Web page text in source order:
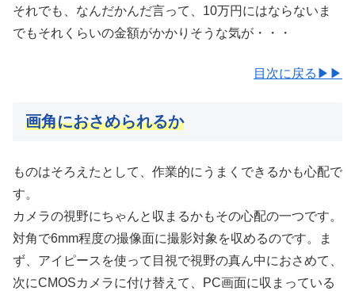
それでも、なんだかんだ言って、10万円にはならないま
でもそれくらいの金額がかかりそうな気が・・・
目次に戻る▶▶
画角におさめられるか
ものはそろえたとして、作業的にうまくできるかも心配で
す。
カメラの視野にちゃんと収まるかもその心配の一つです。
対角で6mm程度の撮像面に撮影対象を収めるのです。ま
ず、アイピースを使って目視で視野の真ん中におさめて、
次にCMOSカメラに付け替えて、PC画面に収まっている